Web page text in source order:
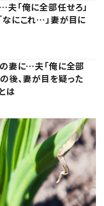
「俺に全部任せろ」
なにこれ…」妻が目に
の妻に…夫「俺に全部
後、妻が目を疑った
は